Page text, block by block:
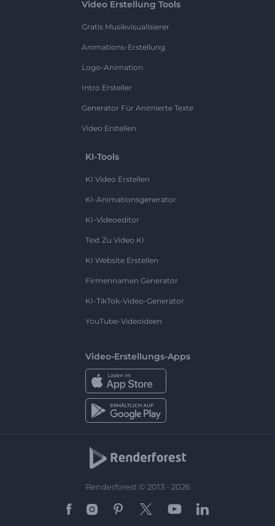
Video Erstellung Tools
Gratis Musikvisualisierer
Animations-Erstellung
Logo-Animation
Intro Ersteller
Generator Für Animierte Texte
Video Erstellen
KI-Tools
KI Video Erstellen
KI-Animationsgenerator
KI-Videoeditor
Text Zu Video KI
KI Website Erstellen
Firmennamen Generator
KI-TikTok-Video-Generator
YouTube-Videoideen
Video-Erstellungs-Apps
Renderforest © 2013 - 2026